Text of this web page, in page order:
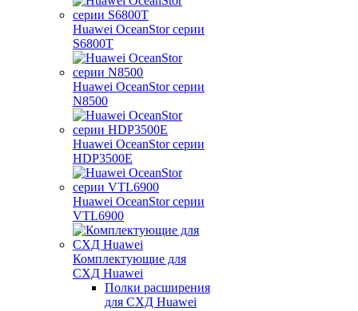
Huawei OceanStor серии
S6800T
Huawei OceanStor серии
N8500
Huawei OceanStor серии
HDP3500E
Huawei OceanStor серии
VTL6900
Комплектующие для
СХД Huawei
Полки расширения
для СХД Huawei